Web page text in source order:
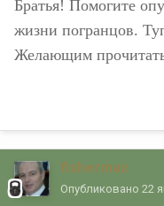
Братья! Помогите
жизни погранцов.
Желающим прочитать
fishermax
Опубликовано 22